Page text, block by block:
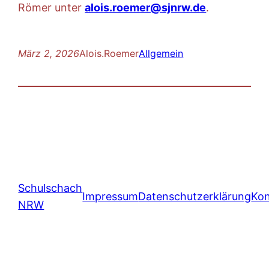
Römer unteralois.roemer@sjnrw.de.
März 2, 2026Alois.RoemerAllgemein
Schulschach
NRW
ImpressumDatenschutzerklärung